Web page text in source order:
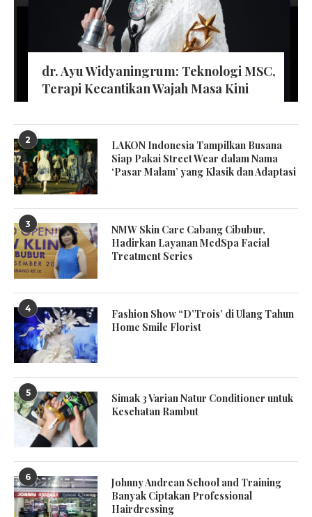
dr. Ayu Widyaningrum: Teknologi MSC,
Terapi Kecantikan Wajah Masa Kini
2
LAKON Indonesia Tampilkan Busana
Siap Pakai Street Wear dalam Nama
‘Pasar Malam’ yang Klasik dan Adaptasi
3
NMW Skin Care Cabang Cibubur,
Hadirkan Layanan MedSpa Facial
Treatment Series
4
Fashion Show “D’Trois’ di Ulang Tahun
Home Smile Florist
5
Simak 3 Varian Natur Conditioner untuk
Kesehatan Rambut
6
Johnny Andrean School and Training
Banyak Ciptakan Professional
Hairdressing